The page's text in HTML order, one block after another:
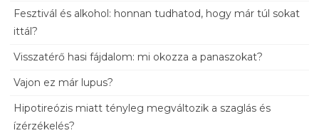
Fesztivál és alkohol: honnan tudhatod, hogy már túl sokat
ittál?
Visszatérő hasi fájdalom: mi okozza a panaszokat?
Vajon ez már lupus?
Hipotireózis miatt tényleg megváltozik a szaglás és
ízérzékelés?